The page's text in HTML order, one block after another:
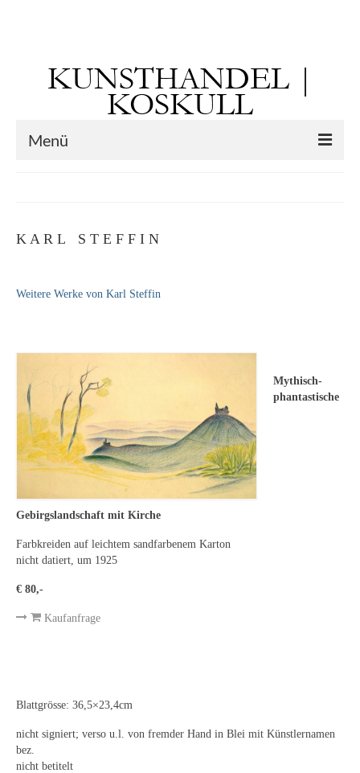
KUNSTHANDEL |
KOSKULL
Menü
– 02.06.1851 ebd.)
Leonhard Heinrich Hessel
George Paice
Johann Georg Strobel
Ludwig Martin Wilberg
Weitere Künstler nach 1945
Walter Becker
Erich Hartmann
Emma Joos
K A R L S T E F F I N
Weitere Werke von Karl Steffin
Mythisch-
phantastische
Gebirgslandschaft mit Kirche
Farbkreiden auf leichtem sandfarbenem Karton
nicht datiert, um 1925
€ 80,-
Kaufanfrage
Blattgrösse: 36,5×23,4cm
nicht signiert; verso u.l. von fremder Hand in Blei mit Künstlernamen
bez.
nicht betitelt